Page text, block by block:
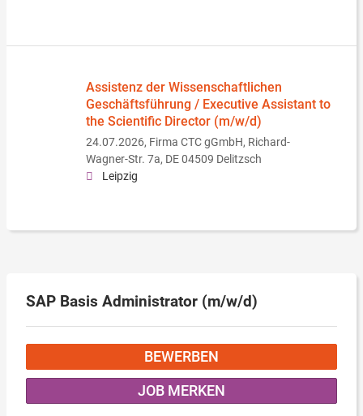
Assistenz der Wissenschaftlichen
Geschäfts­führung / Executive Assistant to
the Scientific Director (m/w/d)
24.07.2026, Firma CTC gGmbH, Richard-
Wagner-Str. 7a, DE 04509 Delitzsch
Leipzig
SAP Basis Administrator (m/w/d)
BEWERBEN
JOB MERKEN